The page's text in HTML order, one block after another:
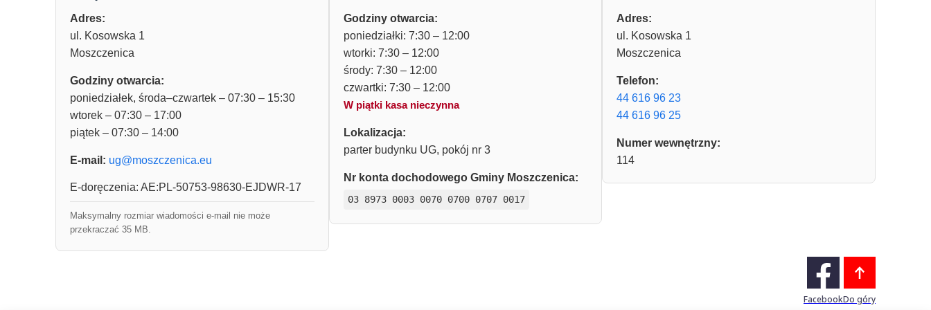
Adres:
ul. Kosowska 1
Moszczenica
Godziny otwarcia:
poniedziałek, środa–czwartek – 07:30 – 15:30
wtorek – 07:30 – 17:00
piątek – 07:30 – 14:00
E-mail: ug@moszczenica.eu
E-doręczenia: AE:PL-50753-98630-EJDWR-17
Maksymalny rozmiar wiadomości e-mail nie może
przekraczać 35 MB.
Godziny otwarcia:
poniedziałki: 7:30 – 12:00
wtorki: 7:30 – 12:00
środy: 7:30 – 12:00
czwartki: 7:30 – 12:00
W piątki kasa nieczynna
Lokalizacja:
parter budynku UG, pokój nr 3
Nr konta dochodowego Gminy Moszczenica:
03 8973 0003 0070 0700 0707 0017
Adres:
ul. Kosowska 1
Moszczenica
Telefon:
44 616 96 23
44 616 96 25
Numer wewnętrzny:
114
FacebookDo góry